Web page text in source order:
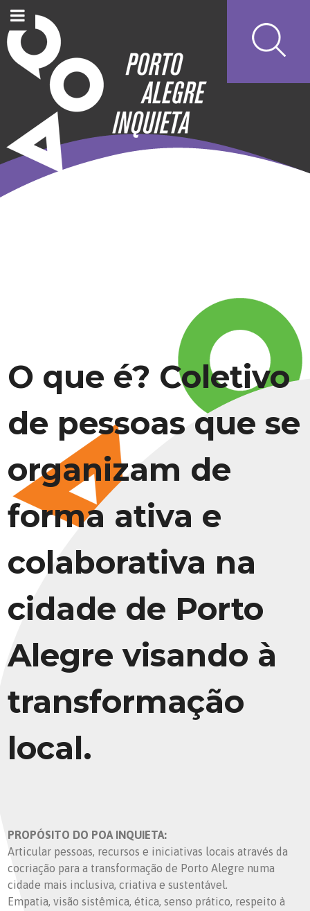
O que é? Coletivo
de pessoas que se
organizam de
forma ativa e
colaborativa na
cidade de Porto
Alegre visando à
transformação
local.
PROPÓSITO DO POA INQUIETA:
Articular pessoas, recursos e iniciativas locais através da
cocriação para a transformação de Porto Alegre numa
cidade mais inclusiva, criativa e sustentável.
Empatia, visão sistêmica, ética, senso prático, respeito à